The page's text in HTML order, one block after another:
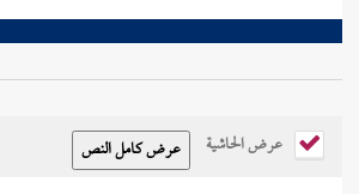
عرض الحاشية